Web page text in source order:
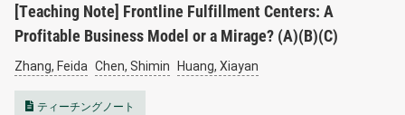
[Teaching Note] Frontline Fulfillment Centers: A
Profitable Business Model or a Mirage? (A)(B)(C)
Zhang, Feida Chen, Shimin Huang, Xiayan
ティーチングノート